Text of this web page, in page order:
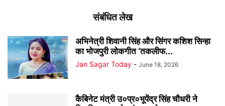
संबंधित लेख
अभिनेत्री शिवानी सिंह और सिंगर कशिश सिन्हा
का भोजपुरी लोकगीत ‘तकलीफ...
Jan Sagar Today - June 18, 2026
कैबिनेट मंत्री उ०प्र०भूपेंद्र सिंह चौधरी ने